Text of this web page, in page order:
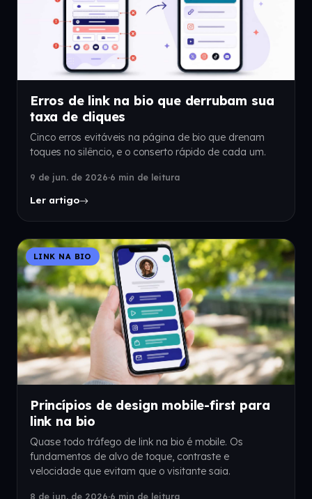
Erros de link na bio que derrubam sua
taxa de cliques
Cinco erros evitáveis na página de bio que drenam
toques no silêncio, e o conserto rápido de cada um.
9 de jun. de 2026·6 min de leitura
Ler artigo
LINK NA BIO
Princípios de design mobile-first para
link na bio
Quase todo tráfego de link na bio é mobile. Os
fundamentos de alvo de toque, contraste e
velocidade que evitam que o visitante saia.
8 de jun. de 2026·6 min de leitura